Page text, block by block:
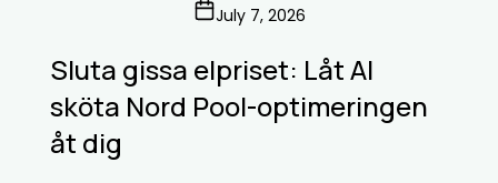
July 7, 2026
Sluta gissa elpriset: Låt AI
sköta Nord Pool-optimeringen
åt dig